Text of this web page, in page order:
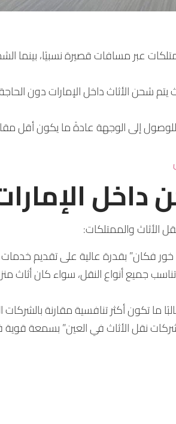
عبر مسافات قصيرة نسبيًا، بينما
شحن الأثاث داخل الإمارات دون
إلى الوجهة عادةً ما يكون أقل
داخل
الأثاث والممتلكات:
فكان” بقدرة عالية على تقديم
جميع أنواع النقل، سواء كان
تكون أكثر تنافسية مقارنة
نقل الأثاث في العين” بسمعة